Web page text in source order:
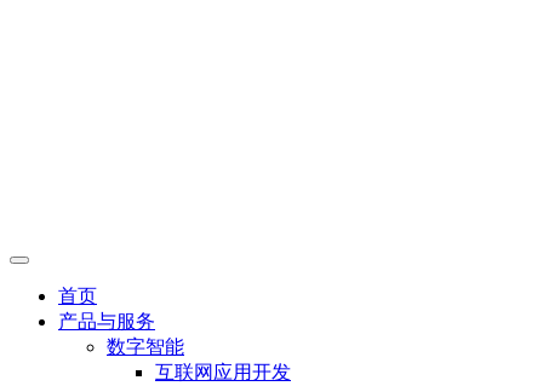
首页
产品与服务
数字智能
互联网应用开发